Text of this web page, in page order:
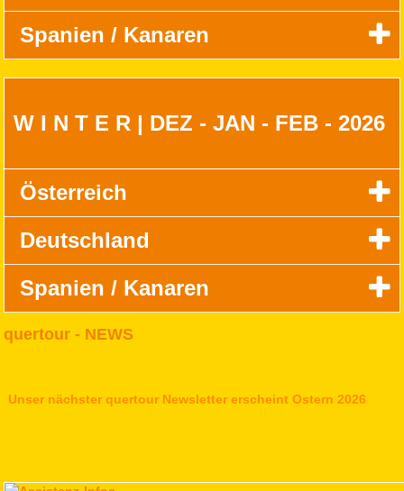
Spanien / Kanaren
W I N T E R | DEZ - JAN - FEB - 2026
Österreich
Deutschland
Spanien / Kanaren
quertour - NEWS
Unser nächster quertour Newsletter erscheint Ostern 2026